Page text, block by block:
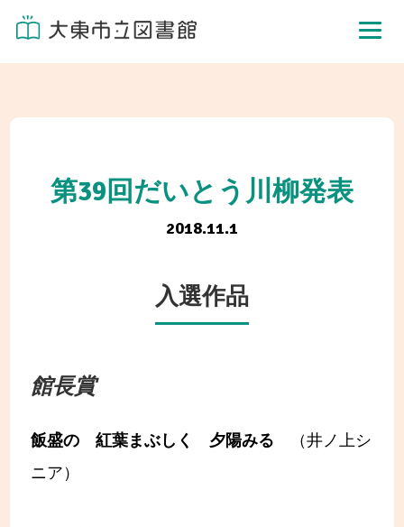
第39回だいとう川柳発表
2018.11.1
入選作品
館長賞
飯盛の 紅葉まぶしく 夕陽みる （井ノ上シ
ニア）